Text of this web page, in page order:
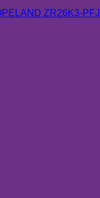
ZR26K3-PFJ